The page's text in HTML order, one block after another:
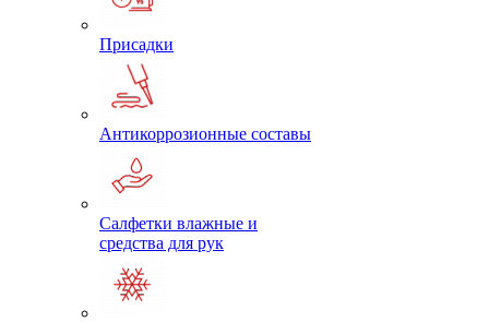
Присадки
Антикоррозионные составы
Салфетки влажные и
средства для рук